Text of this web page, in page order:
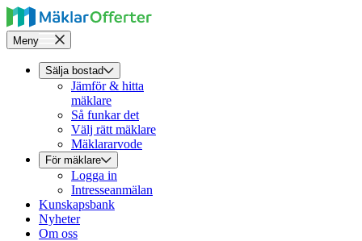
Meny
Sälja bostad
Jämför & hitta
mäklare
Så funkar det
Välj rätt mäklare
Mäklararvode
För mäklare
Logga in
Intresseanmälan
Kunskapsbank
Nyheter
Om oss